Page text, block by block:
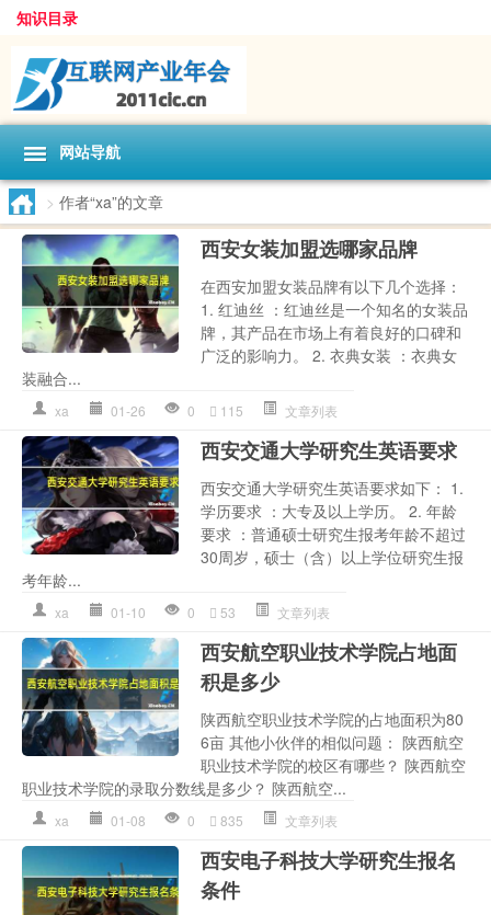
知识目录
网站导航
> 作者“xa”的文章
西安女装加盟选哪家品牌
在西安加盟女装品牌有以下几个选择：
1. 红迪丝 ：红迪丝是一个知名的女装品
牌，其产品在市场上有着良好的口碑和
广泛的影响力。 2. 衣典女装 ：衣典女
装融合...
xa 01-26 0 115 文章列表
西安交通大学研究生英语要求
西安交通大学研究生英语要求如下： 1.
学历要求 ：大专及以上学历。 2. 年龄
要求 ：普通硕士研究生报考年龄不超过
30周岁，硕士（含）以上学位研究生报
考年龄...
xa 01-10 0 53 文章列表
西安航空职业技术学院占地面
积是多少
陕西航空职业技术学院的占地面积为80
6亩 其他小伙伴的相似问题： 陕西航空
职业技术学院的校区有哪些？ 陕西航空
职业技术学院的录取分数线是多少？ 陕西航空...
xa 01-08 0 835 文章列表
西安电子科技大学研究生报名
条件